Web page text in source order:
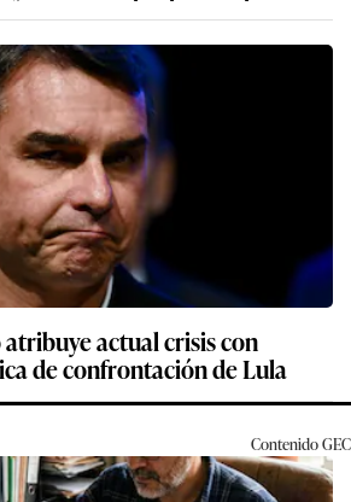
actual crisis con
de confrontación de Lula
ContenidoGEC